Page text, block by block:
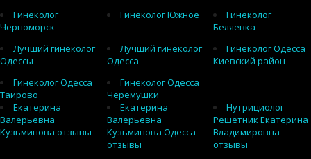
Гинеколог
Черноморск
Гинеколог Южное
Гинеколог
Беляевка
Лучший гинеколог
Одессы
Лучший гинеколог
Одесса
Гинеколог Одесса
Киевский район
Гинеколог Одесса
Таирово
Гинеколог Одесса
Черемушки
Екатерина
Валерьевна
Кузьминова отзывы
Екатерина
Валерьевна
Кузьминова Одесса
отзывы
Нутрициолог
Решетник Екатерина
Владимировна
отзывы